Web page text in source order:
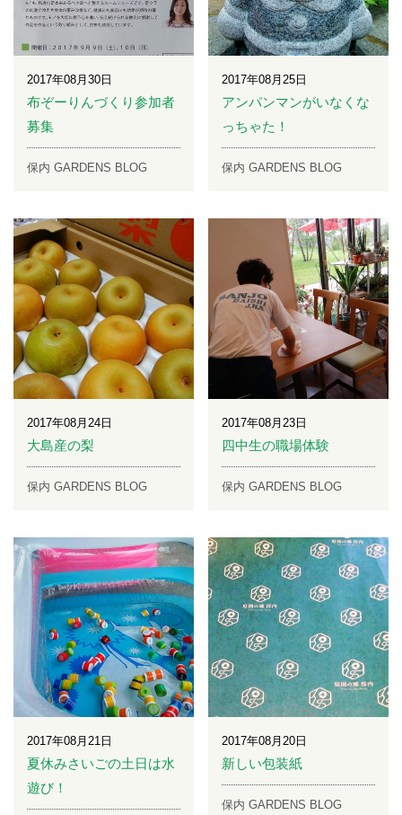
2017年08月30日
布ぞーりんづくり参加者
募集
保内 GARDENS BLOG
2017年08月25日
アンパンマンがいなくな
っちゃた！
保内 GARDENS BLOG
2017年08月24日
大島産の梨
保内 GARDENS BLOG
2017年08月23日
四中生の職場体験
保内 GARDENS BLOG
2017年08月21日
夏休みさいごの土日は水
遊び！
2017年08月20日
新しい包装紙
保内 GARDENS BLOG